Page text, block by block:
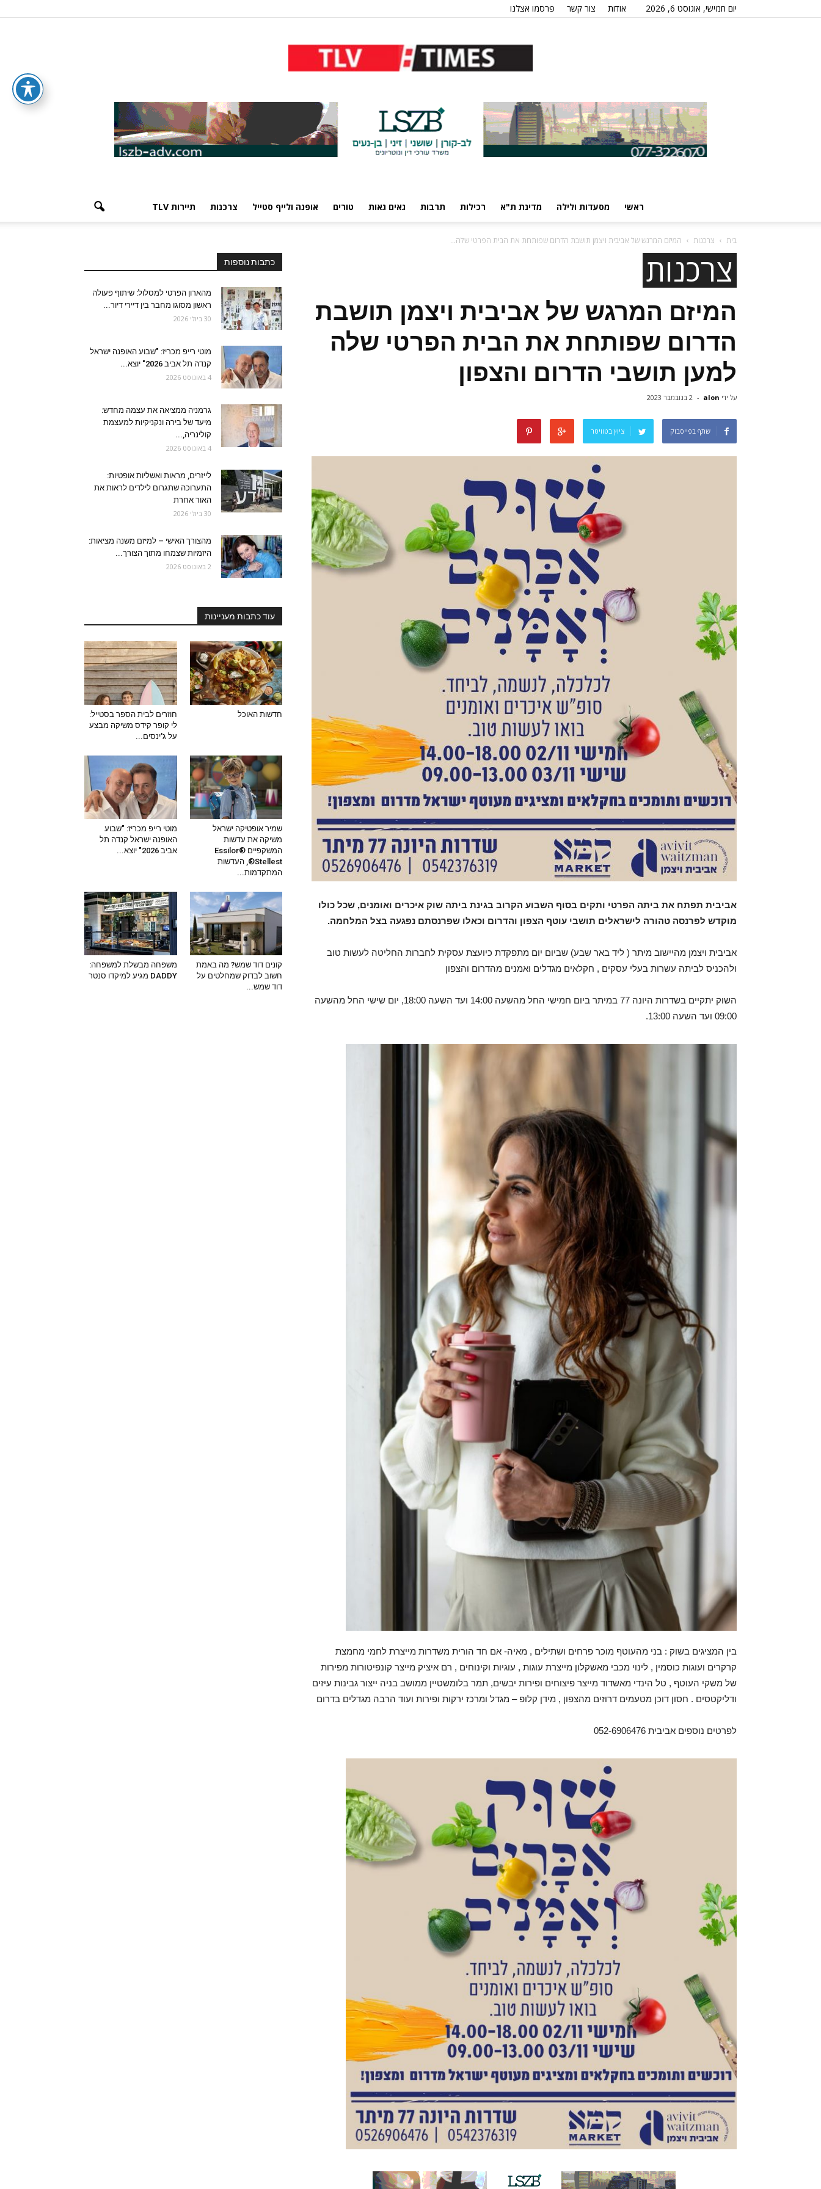
יום חמישי, אוגוסט 6, 2026 אודות צור קשר פרסמו אצלנו
ראשי מסעדות ולילה מדינת ת"א רכילות תרבות גאים גאות טורים אופנה ולייף סטייל צרכנות תיירות TLV
בית צרכנות
צרכנות
‎המיזם המרגש של אביבית ויצמן תושבת
הדרום שפותחת את הבית הפרטי שלה
למען תושבי הדרום והצפון
על ידי alon
- 2 בנובמבר 2023
שתף בפייסבוק ציוץ בטוויטר
אביבית תפתח את ביתה הפרטי ותקים בסוף השבוע הקרוב בגינת ביתה שוק איכרים ואומנים, שכל כולו
מוקדש לפרנסה טהורה לישראלים תושבי עוטף הצפון והדרום וכאלו שפרנסתם נפגעה בצל המלחמה.
‎אביבית ויצמן מהיישוב מיתר ( ליד באר שבע) שביום יום מתפקדת כיועצת עסקית לחברות החליטה לעשות טוב
ולהכניס לביתה עשרות בעלי עסקים , חקלאים מגדלים ואמנים מהדרום והצפון
‎השוק יתקיים בשדרות היונה 77 במיתר ביום חמישי החל מהשעה 14:00 ועד השעה 18:00, יום שישי החל מהשעה
09:00 ועד השעה 13:00.
בין המציגים בשוק : בני מהעוטף מוכר פרחים ושתילים , מאיה- אם חד הורית משדרות מייצרת לחמי מחמצת
קרקרים ועוגות כוסמין , לינוי מכבי מאשקלון מייצרת עוגות , עוגיות וקינוחים , רם איציק מייצר קונפיטורות מפירות
של משקי העוטף , טל הינדי מאשדוד מייצר פיצוחים ופירות יבשים, תמר בלומשטיין ממושב בניה ייצור גבינות עיזים
ודליקטסים . חסון דוכן מטעמים דרוזים מהצפון , מידן קלופ – מגדל ומרכז ירקות ופירות ועוד הרבה מגדלים בדרום
לפרטים נוספים אביבית 052-6906476
כתבות נוספות
מהארון הפרטי למסלול: שיתוף פעולה
ראשון מסוגו מחבר בין דיירי דיור...
30 ביולי 2026
מוטי רייפ מכריז: "שבוע האופנה ישראל
קנדה תל אביב 2026" יוצא...
4 באוגוסט 2026
גרמניה ממציאה את עצמה מחדש:
מיעד של בירה ונקניקיות למעצמת
קולינריה,...
4 באוגוסט 2026
לייזרים, מראות ואשליות אופטיות:
התערוכה שתגרום לילדים לראות את
האור אחרת
30 ביולי 2026
מהצורך האישי – למיזם משנה מציאות:
היזמיות שצמחו מתוך הצורך...
2 באוגוסט 2026
עוד כתבות מעניינות
חדשות האוכל
חוזרים לבית הספר בסטייל:
לי קופר קידס משיקה מבצע
על ג'ינסים...
שמיר אופטיקה ישראל
משיקה את עדשות
המשקפיים Essilor®
Stellest®, העדשות
המתקדמות...
מוטי רייפ מכריז: "שבוע
האופנה ישראל קנדה תל
אביב 2026" יוצא...
קונים דוד שמש? מה באמת
חשוב לבדוק שמחלטים על
דוד שמש...
משפחה מבשלת למשפחה:
DADDY מגיע למיקדו סנטר